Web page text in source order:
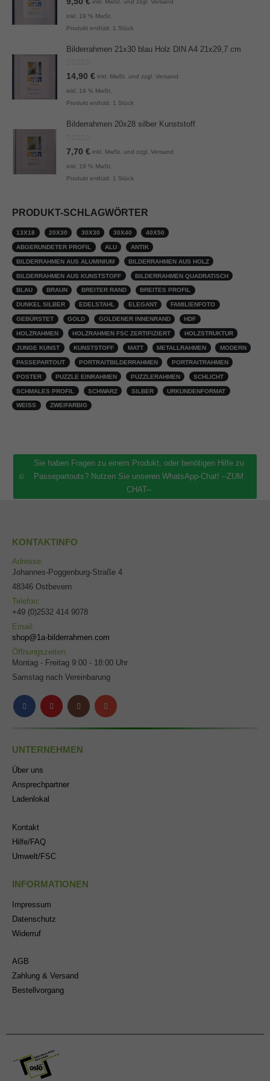
inkl. MwSt. und zzgl. Versand
inkl. 19 % MwSt.
Produkt enthält: 1 Stück
Bilderrahmen 21x30 blau Holz DIN A4 21x29,7 cm
0 von 5
14,90 € inkl. MwSt. und zzgl. Versand
inkl. 19 % MwSt.
Produkt enthält: 1 Stück
Bilderrahmen 20x28 silber Kunststoff
0 von 5
7,70 € inkl. MwSt. und zzgl. Versand
inkl. 19 % MwSt.
Produkt enthält: 1 Stück
PRODUKT-SCHLAGWÖRTER
13X18 20X30 30X30 30X40 40X50
ABGERUNDETER PROFIL ALU ANTIK
BILDERRAHMEN AUS ALUMINIUM BILDERRAHMEN AUS HOLZ
BILDERRAHMEN AUS KUNSTSTOFF BILDERRAHMEN QUADRATISCH
BLAU BRAUN BREITER RAND BREITES PROFIL
DUNKEL SILBER EDELSTAHL ELEGANT FAMILIENFOTO
GEBÜRSTET GOLD GOLDENER INNENRAND HDF
HOLZRAHMEN HOLZRAHMEN FSC ZERTIFIZIERT HOLZSTRUKTUR
JUNGE KUNST KUNSTSTOFF MATT METALLRAHMEN MODERN
PASSEPARTOUT PORTRAITBILDERRAHMEN PORTRAITRAHMEN
POSTER PUZZLE EINRAHMEN PUZZLERAHMEN SCHLICHT
SCHMALES PROFIL SCHWARZ SILBER URKUNDENFORMAT
WEISS ZWEIFARBIG
Sie haben Fragen zu einem Produkt, oder benötigen Hilfe zu
Passepartouts? Nutzen Sie unseren WhatsApp-Chat! --ZUM
CHAT--
KONTAKTINFO
Adresse:
Johannes-Poggenburg-Straße 4
48346 Ostbevern
Telefon:
+49 (0)2532 414 9078
Email:
shop@1a-bilderrahmen.com
Öffnungszeiten:
Montag - Freitag 9:00 - 18:00 Uhr
Samstag nach Vereinbarung
UNTERNEHMEN
Über uns
Ansprechpartner
Ladenlokal
Kontakt
Hilfe/FAQ
Umwelt/FSC
INFORMATIONEN
Impressum
Datenschutz
Widerruf
AGB
Zahlung & Versand
Bestellvorgang